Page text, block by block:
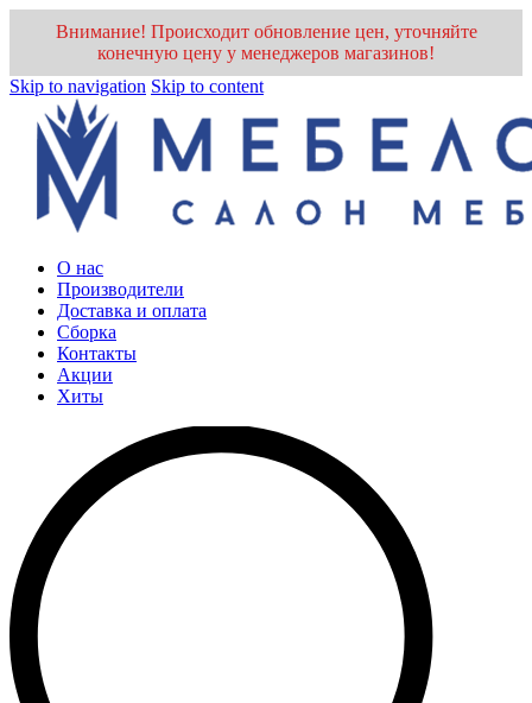
Внимание! Происходит обновление цен, уточняйте
конечную цену у менеджеров магазинов!
Skip to navigation Skip to content
О нас
Производители
Доставка и оплата
Cборка
Контакты
Акции
Хиты